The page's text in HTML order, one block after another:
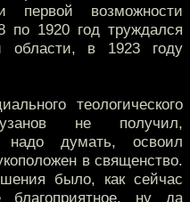
возможности
по 1920 год труждался
области, в 1923 году
теологического
не получил,
надо думать, освоил
в священство.
было, как сейчас
благоприятное, ну да